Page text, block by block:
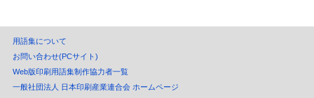
用語集について
お問い合わせ(PCサイト)
Web版印刷用語集制作協力者一覧
一般社団法人 日本印刷産業連合会 ホームページ